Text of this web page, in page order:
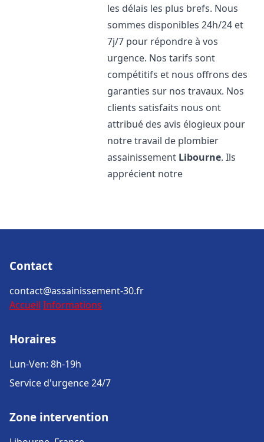
les délais les plus brefs. Nous
sommes disponibles 24h/24 et
7j/7 pour répondre à vos
urgence. Nos tarifs sont
compétitifs et nous offrons des
garanties sur nos travaux. Nos
clients satisfaits nous ont
attribué des avis élogieux pour
notre travail de plombier
assainissement Libourne. Ils
apprécient notre
Contact
contact@assainissement-30.fr
Accueil Informations
Horaires
Lun-Ven: 8h-19h
Service d'urgence 24/7
Zone intervention